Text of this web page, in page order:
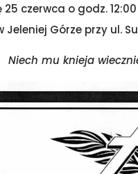
czerwca o godz.
Jeleniej Górze przy ul.
Niech mu knieja